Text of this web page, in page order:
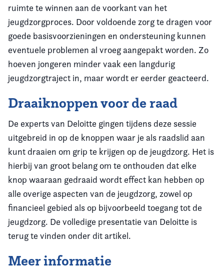
ruimte te winnen aan de voorkant van het
jeugdzorgproces. Door voldoende zorg te dragen voor
goede basisvoorzieningen en ondersteuning kunnen
eventuele problemen al vroeg aangepakt worden. Zo
hoeven jongeren minder vaak een langdurig
jeugdzorgtraject in, maar wordt er eerder geacteerd.
Draaiknoppen voor de raad
De experts van Deloitte gingen tijdens deze sessie
uitgebreid in op de knoppen waar je als raadslid aan
kunt draaien om grip te krijgen op de jeugdzorg. Het is
hierbij van groot belang om te onthouden dat elke
knop waaraan gedraaid wordt effect kan hebben op
alle overige aspecten van de jeugdzorg, zowel op
financieel gebied als op bijvoorbeeld toegang tot de
jeugdzorg. De volledige presentatie van Deloitte is
terug te vinden onder dit artikel.
Meer informatie